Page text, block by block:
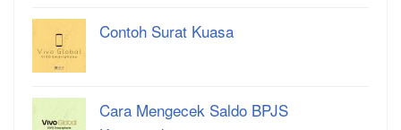
Contoh Surat Kuasa
Cara Mengecek Saldo BPJS